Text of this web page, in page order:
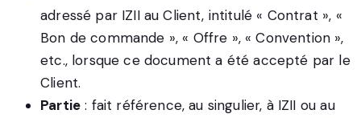
adressé par IZII au Client, intitulé « Contrat », «
Bon de commande », « Offre », « Convention »,
etc., lorsque ce document a été accepté par le
Client.
Partie : fait référence, au singulier, à IZII ou au